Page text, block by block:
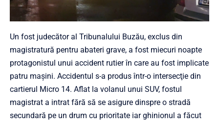
Un fost judecător al Tribunalului Buzău, exclus din
magistratură pentru abateri grave, a fost miecuri noapte
protagonistul unui accident rutier în care au fost implicate
patru maşini. Accidentul s-a produs într-o intersecţie din
cartierul Micro 14. Aflat la volanul unui SUV, fostul
magistrat a intrat fără să se asigure dinspre o stradă
secundară pe un drum cu prioritate iar ghinionul a făcut